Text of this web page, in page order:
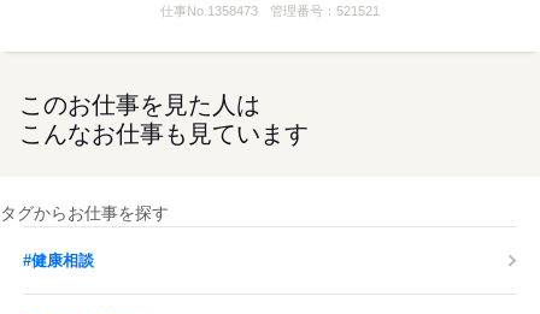
仕事No. 1358473 管理番号： 521521
このお仕事を見た人は
こんなお仕事も見ています
タグからお仕事を探す
#健康相談